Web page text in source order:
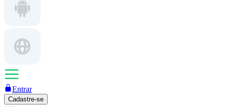
Entrar
Cadastre-se